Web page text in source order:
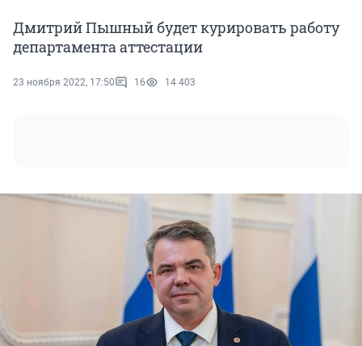
Дмитрий Пышный будет курировать работу
департамента аттестации
23 ноября 2022, 17:50 16 14 403